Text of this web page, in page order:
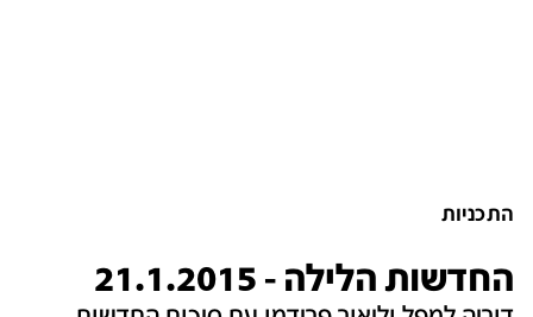
התכניות
החדשות הלילה - 21.1.2015